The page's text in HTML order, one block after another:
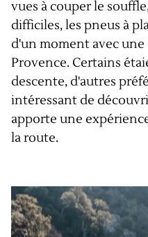
vues à couper le
difficiles, les pneus à
d'un moment avec
Provence. Certains
descente, d'autres
intéressant de
apporte une
la route.